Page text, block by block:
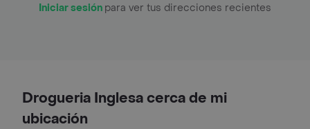
Iniciar sesión para ver tus direcciones recientes
Drogueria Inglesa cerca de mi
ubicación